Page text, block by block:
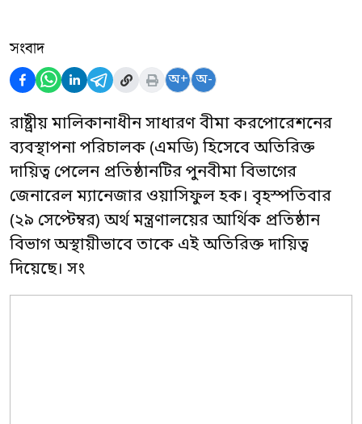
সংবাদ
অ+ অ-
রাষ্ট্রীয় মালিকানাধীন সাধারণ বীমা করপোরেশনের
ব্যবস্থাপনা পরিচালক (এমডি) হিসেবে অতিরিক্ত
দায়িত্ব পেলেন প্রতিষ্ঠানটির পুনবীমা বিভাগের
জেনারেল ম্যানেজার ওয়াসিফুল হক। বৃহস্পতিবার
(২৯ সেপ্টেম্বর) অর্থ মন্ত্রণালয়ের আর্থিক প্রতিষ্ঠান
বিভাগ অস্থায়ীভাবে তাকে এই অতিরিক্ত দায়িত্ব
দিয়েছে। সং